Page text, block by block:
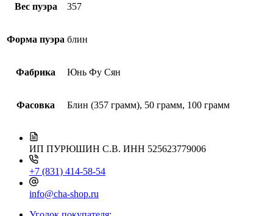
Вес пуэра 357
Форма пуэра блин
Фабрика Юнь Фу Сян
Фасовка Блин (357 грамм), 50 грамм, 100 грамм
ИП ПУРЮШИН С.В. ИНН 525623779006
+7 (831) 414-58-54
info@cha-shop.ru